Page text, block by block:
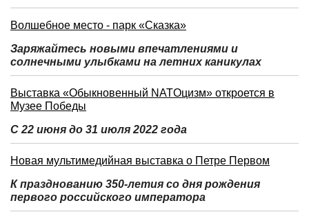
Волшебное место - парк «Сказка»
Заряжайтесь новыми впечатлениями и
солнечными улыбками на летних каникулах
Выставка «Обыкновенный NATOцизм» откроется в
Музее Победы
С 22 июня до 31 июля 2022 года
Новая мультимедийная выставка о Петре Первом
К празднованию 350-летия со дня рождения
первого российского императора